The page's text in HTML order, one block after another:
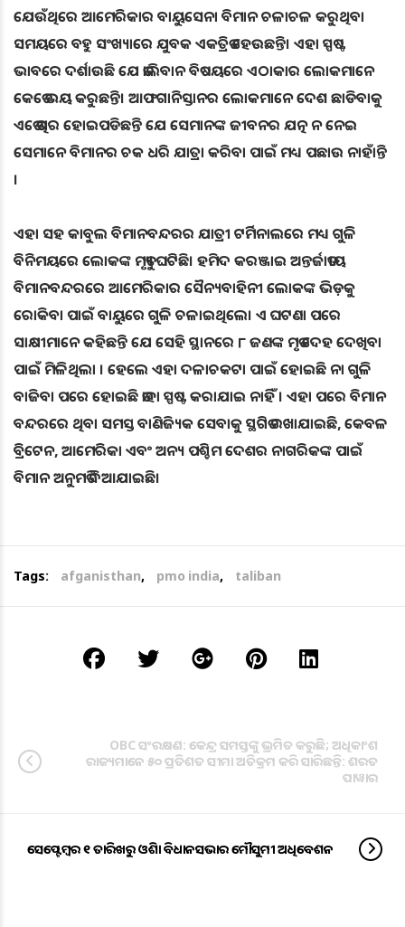
ଯେଉଁଥିରେ ଆମେରିକାର ବାୟୁସେନା ବିମାନ ଚଳାଚଳ କରୁଥିବା
ସମୟରେ ବହୁ ସଂଖ୍ୟାରେ ଯୁବକ ଏକତ୍ରିତ ହେଉଛନ୍ତି। ଏହା ସ୍ପଷ୍ଟ
ଭାବରେ ଦର୍ଶାଉଛି ଯେ ତାଲିବାନ ବିଷୟରେ ଏଠାକାର ଲୋକମାନେ
କେତେ ଭୟ କରୁଛନ୍ତି। ଆଫଗାନିସ୍ତାନର ଲୋକମାନେ ଦେଶ ଛାଡିବାକୁ
ଏତେ ତତ୍ପର ହୋଇପଡିଛନ୍ତି ଯେ ସେମାନଙ୍କ ଜୀବନର ଯତ୍ନ ନ ନେଇ
ସେମାନେ ବିମାନର ଚକ ଧରି ଯାତ୍ରା କରିବା ପାଇଁ ମଧ୍ୟ ପଛାଉ ନାହାଁନ୍ତି
।
ଏହା ସହ କାବୁଲ ବିମାନବନ୍ଦରର ଯାତ୍ରୀ ଟର୍ମିନାଲରେ ମଧ୍ୟ ଗୁଳି
ବିନିମୟରେ ଲୋକଙ୍କ ମୃତ୍ୟୁ ଘଟିଛି। ହମିଦ କରଞ୍ଜାଇ ଅନ୍ତର୍ଜାତୀୟ
ବିମାନବନ୍ଦରରେ ଆମେରିକାର ସୈନ୍ୟବାହିନୀ ଲୋକଙ୍କ ଭିଡ଼କୁ
ରୋକିବା ପାଇଁ ବାୟୁରେ ଗୁଳି ଚଳାଇଥିଲେ। ଏ ଘଟଣା ପରେ
ସାକ୍ଷୀମାନେ କହିଛନ୍ତି ଯେ ସେହି ସ୍ଥାନରେ ୮ ଜଣଙ୍କ ମୃତ ଦେହ ଦେଖିବା
ପାଇଁ ମିଳିଥିଲା । ହେଲେ ଏହା ଦଳାଚକଟା ପାଇଁ ହୋଇଛି ନା ଗୁଳି
ବାଜିବା ପରେ ହୋଇଛି ତାହା ସ୍ପଷ୍ଟ କରାଯାଇ ନାହିଁ । ଏହା ପରେ ବିମାନ
ବନ୍ଦରରେ ଥିବା ସମସ୍ତ ବାଣିଜ୍ୟିକ ସେବାକୁ ସ୍ଥଗିତ ରଖାଯାଇଛି, କେବଳ
ବ୍ରିଟେନ, ଆମେରିକା ଏବଂ ଅନ୍ୟ ପଶ୍ଚିମ ଦେଶର ନାଗରିକଙ୍କ ପାଇଁ
ବିମାନ ଅନୁମତି ଦିଆଯାଇଛି।
Tags: afganisthan, pmo india, taliban
OBC ସଂରକ୍ଷଣ: କେନ୍ଦ୍ର ସମସ୍ତଙ୍କୁ ଭ୍ରମିତ କରୁଛି; ଅଧିକାଂଶ
ରାଜ୍ୟମାନେ ୫୦ ପ୍ରତିଶତ ସୀମା ଅତିକ୍ରମ କରି ସାରିଛନ୍ତି: ଶରତ
ପାୱାର
ସେପ୍ଟେମ୍ବର ୧ ତାରିଖରୁ ଓଡିଶା ବିଧାନସଭାର ମୌସୁମୀ ଅଧିବେଶନ